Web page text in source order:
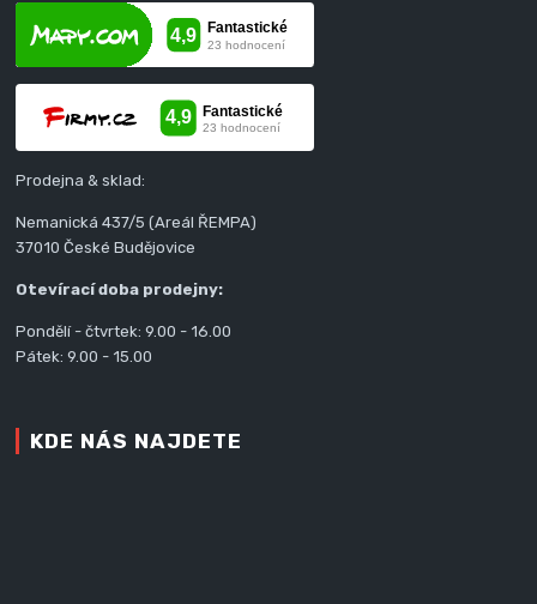
Prodejna & sklad:
Nemanická 437/5 (Areál ŘEMPA)
37010 České Budějovice
Otevírací doba prodejny:
Pondělí - čtvrtek: 9.00 - 16.00
Pátek: 9.00 - 15.00
KDE NÁS NAJDETE